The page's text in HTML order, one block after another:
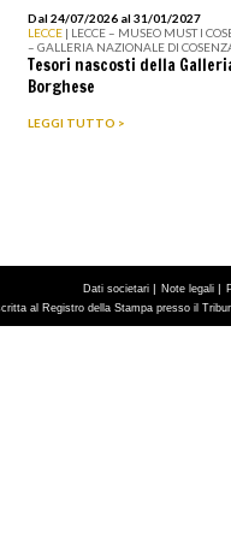
Dal 24/07/2026 al 31/01/2027
LECCE | LECCE – MUSEO MUST I
– GALLERIA NAZIONALE DI
Tesori nascosti della
Borghese
LEGGI TUTTO >
Dati societari | Note legali |
al Registro della Stampa presso il